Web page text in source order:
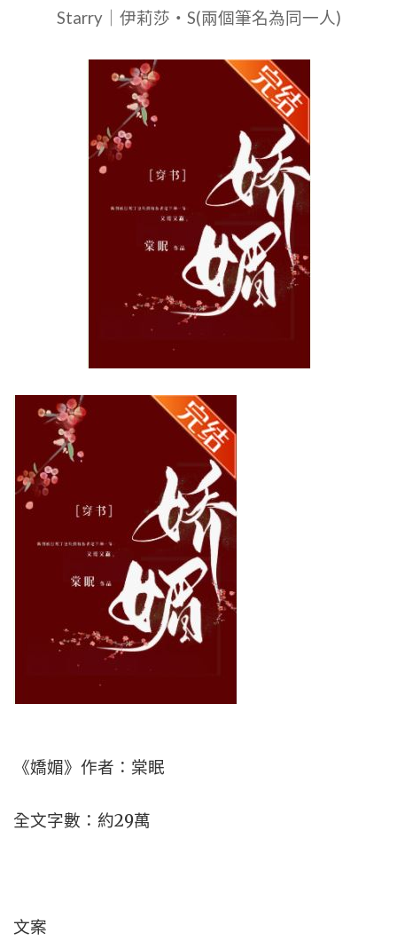
Starry｜伊莉莎・S(兩個筆名為同一人)
《嬌媚》作者：棠眠
全文字數：約29萬
文案